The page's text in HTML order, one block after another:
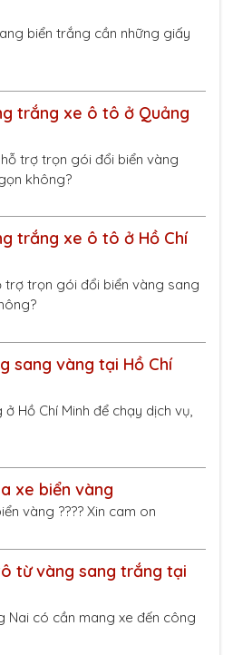
biển trắng cần những giấy
trắng xe ô tô ở Quảng
trợ trọn gói đổi biển vàng
không?
trắng xe ô tô ở Hồ Chí
trợ trọn gói đổi biển vàng sang
sang vàng tại Hồ Chí
Hồ Chí Minh để chạy dịch vụ,
xe biển vàng
vàng ???? Xin cam on
từ vàng sang trắng tại
Nai có cần mang xe đến công